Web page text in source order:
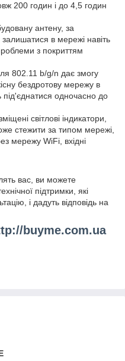
200 годин і до 4,5 годин
антену, за
в мережі навіть
з покриттям
802.11 b/g/n дає змогу
бездротову мережу в
під'єднатися одночасно до
світлові індикатори,
стежити за типом мережі,
мережу WiFi, вхідні
вас, ви можете
підтримки, які
і дадуть відповідь на
buyme.com.ua